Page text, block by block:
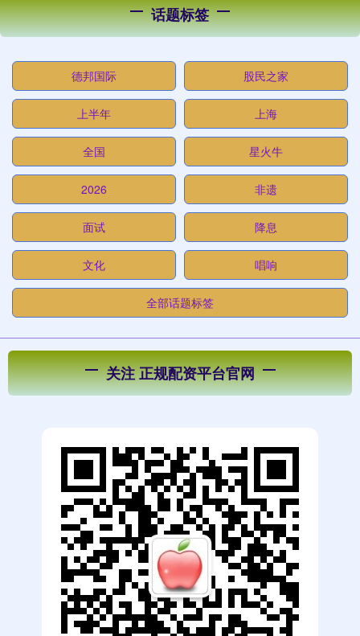
话题标签
德邦国际 股民之家
上半年 上海
全国 星火牛
2026 非遗
面试 降息
文化 唱响
全部话题标签
关注 正规配资平台官网